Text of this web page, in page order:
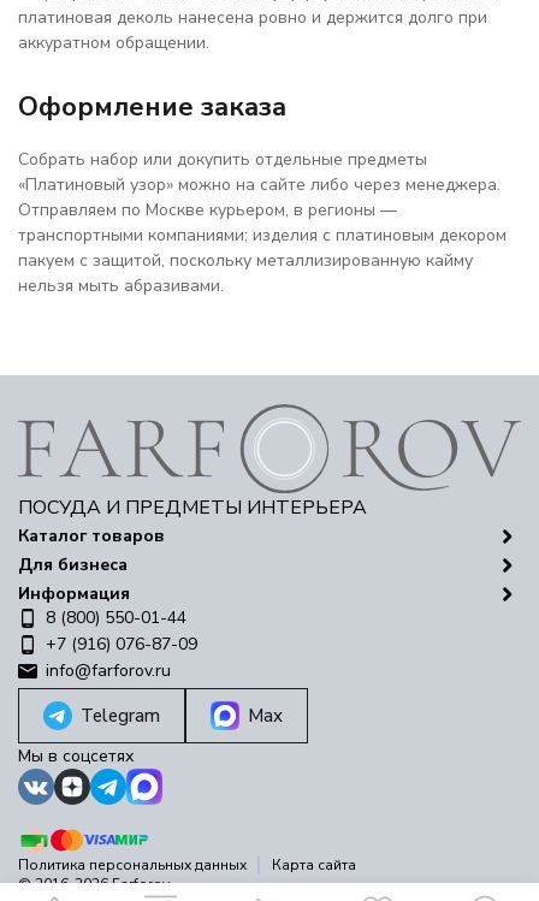
платиновая деколь нанесена ровно и держится долго при
аккуратном обращении.
Оформление заказа
Собрать набор или докупить отдельные предметы
«Платиновый узор» можно на сайте либо через менеджера.
Отправляем по Москве курьером, в регионы —
транспортными компаниями; изделия с платиновым декором
пакуем с защитой, поскольку металлизированную кайму
нельзя мыть абразивами.
ПОСУДА И ПРЕДМЕТЫ ИНТЕРЬЕРА
Каталог товаров
Для бизнеса
Информация
8 (800) 550-01-44
+7 (916) 076-87-09
info@farforov.ru
Telegram Max
Мы в соцсетях
Политика персональных данных
Карта сайта
© 2016-2026 Farforov